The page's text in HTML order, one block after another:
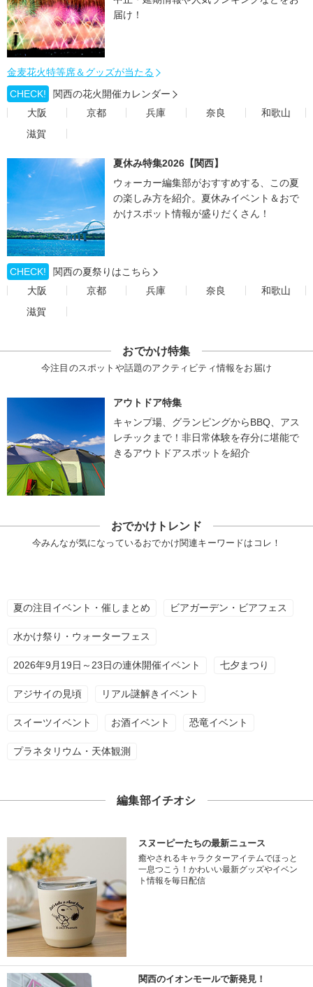
届け！
金麦花火特等席＆グッズが当たる
CHECK!
関西の花火開催カレンダー
大阪
京都 兵庫 奈良
和歌山
滋賀
夏休み特集2026【関西】
ウォーカー編集部がおすすめする、この夏
の楽しみ方を紹介。夏休みイベント＆おで
かけスポット情報が盛りだくさん！
CHECK!
関西の夏祭りはこちら
大阪
京都 兵庫 奈良
和歌山
滋賀
おでかけ特集
今注目のスポットや話題のアクティビティ情報をお届け
アウトドア特集
キャンプ場、グランピングからBBQ、アス
レチックまで！非日常体験を存分に堪能で
きるアウトドアスポットを紹介
おでかけトレンド
今みんなが気になっているおでかけ関連キーワードはコレ！
夏の注目イベント・催しまとめ ビアガーデン・ビアフェス
水かけ祭り・ウォーターフェス
2026年9月19日～23日の連休開催イベント 七夕まつり
アジサイの見頃 リアル謎解きイベント
スイーツイベント お酒イベント 恐竜イベント
プラネタリウム・天体観測
編集部イチオシ
スヌーピーたちの最新ニュース
癒やされるキャラクターアイテムでほっと
一息つこう！かわいい最新グッズやイベン
ト情報を毎日配信
関西のイオンモールで新発見！